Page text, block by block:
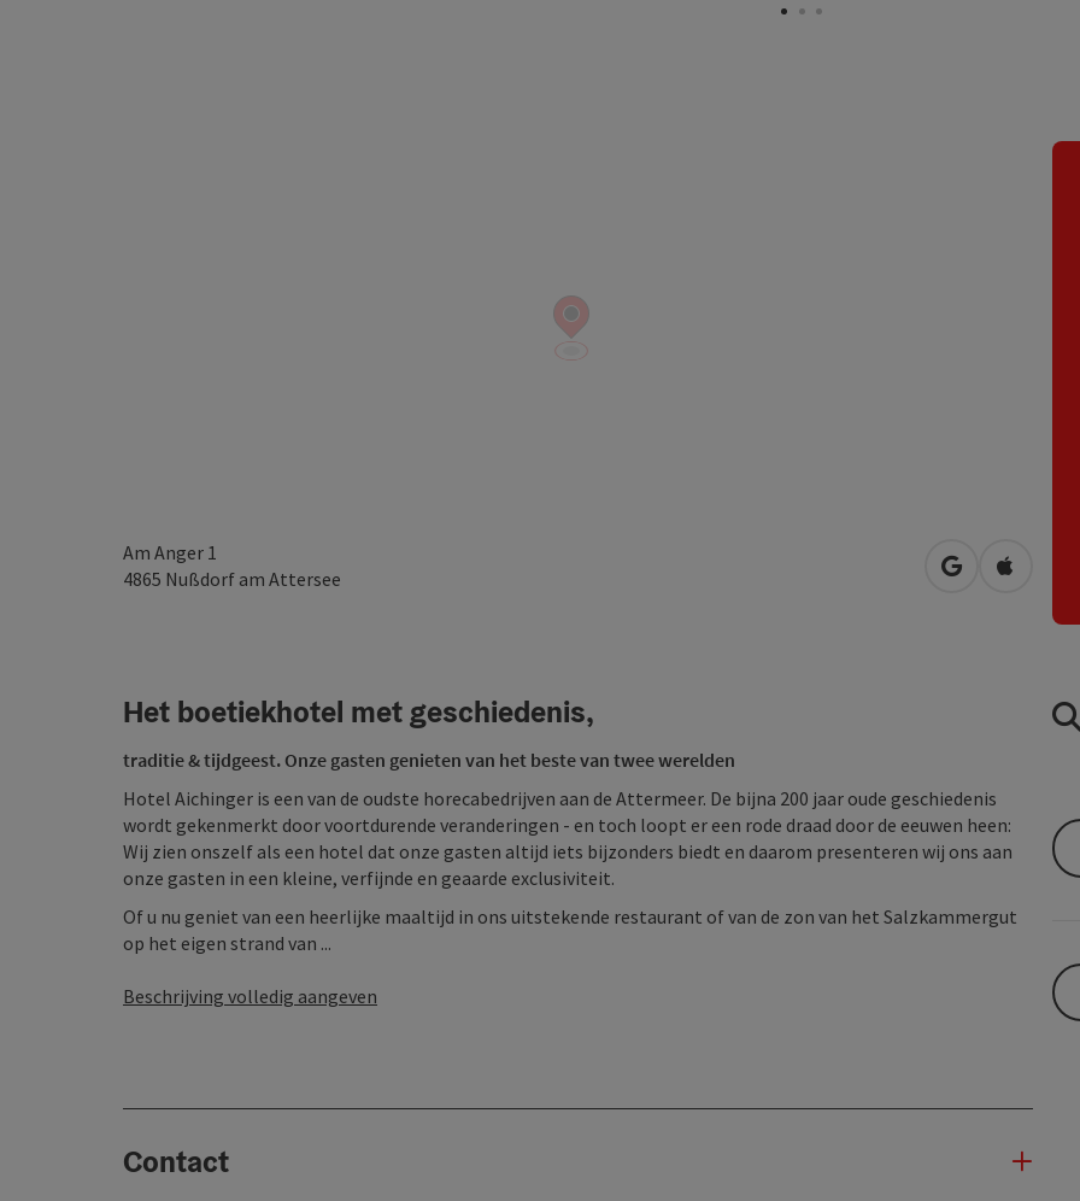
Am Anger 1
4865 Nußdorf am Attersee Openen inOpenen
Het boetiekhotel met geschiedenis,
traditie & tijdgeest. Onze gasten genieten van het beste van twee werelden
Hotel Aichinger is een van de oudste horecabedrijven aan de Attermeer. De bijna 200 jaar oude geschiedenis
wordt gekenmerkt door voortdurende veranderingen - en toch loopt er een rode draad door de eeuwen heen:
Wij zien onszelf als een hotel dat onze gasten altijd iets bijzonders biedt en daarom presenteren wij ons aan
onze gasten in een kleine, verfijnde en geaarde exclusiviteit.
Of u nu geniet van een heerlijke maaltijd in ons uitstekende restaurant of van de zon van het Salzkammergut
op het eigen strand van ...
Beschrijving volledig aangeven
Contact